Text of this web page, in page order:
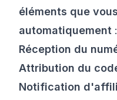
éléments que
automatiquement :
Réception du
Attribution du
Notification